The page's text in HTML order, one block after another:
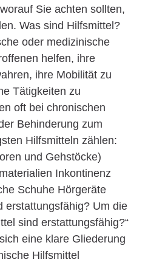
Sie achten sollten,
Was sind Hilfsmittel?
oder medizinische
helfen, ihre
ihre Mobilität zu
Tätigkeiten zu
oft bei chronischen
Behinderung zum
Hilfsmitteln zählen:
und Gehstöcke)
Inkontinenz
Schuhe Hörgeräte
erstattungsfähig? Um die
sind erstattungsfähig?“
eine klare Gliederung
Hilfsmittel